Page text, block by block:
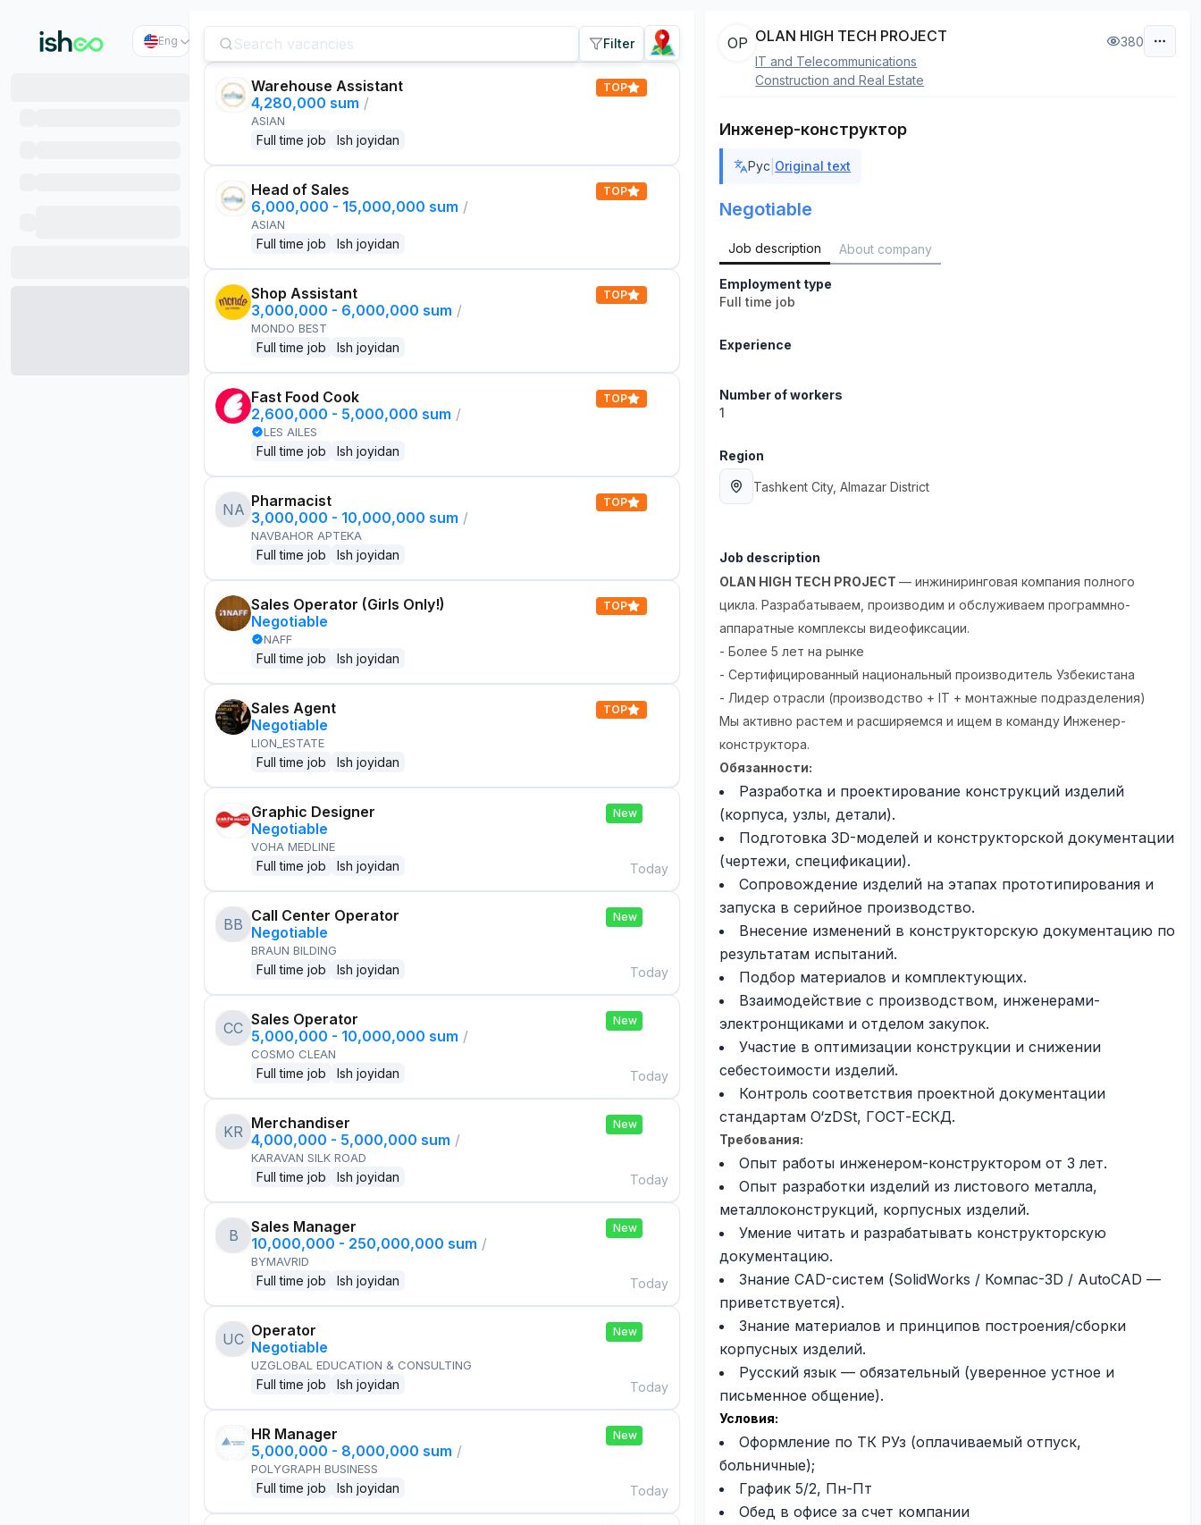
Eng Filter
Warehouse Assistant
4,280,000 sum /
ASIAN
Full time job Ish joyidan
TOP
Head of Sales
6,000,000 - 15,000,000 sum /
ASIAN
Full time job Ish joyidan
TOP
Shop Assistant
3,000,000 - 6,000,000 sum /
MONDO BEST
Full time job Ish joyidan
TOP
Fast Food Cook
2,600,000 - 5,000,000 sum /
LES AILES
Full time job Ish joyidan
TOP
NA Pharmacist
3,000,000 - 10,000,000 sum /
NAVBAHOR APTEKA
Full time job Ish joyidan
TOP
Sales Operator (Girls Only!)
Negotiable
NAFF
Full time job Ish joyidan
TOP
Sales Agent
Negotiable
LION_ESTATE
Full time job Ish joyidan
TOP
Graphic Designer
Negotiable
VOHA MEDLINE
Full time job Ish joyidan
New
Today
BB Call Center Operator
Negotiable
BRAUN BILDING
Full time job Ish joyidan
New
Today
CC Sales Operator
5,000,000 - 10,000,000 sum /
COSMO CLEAN
Full time job Ish joyidan
New
Today
KR Merchandiser
4,000,000 - 5,000,000 sum /
KARAVAN SILK ROAD
Full time job Ish joyidan
New
Today
B
Sales Manager
10,000,000 - 250,000,000 sum /
BYMAVRID
Full time job Ish joyidan
New
Today
UC Operator
Negotiable
UZGLOBAL EDUCATION & CONSULTING
Full time job Ish joyidan
New
Today
HR Manager
5,000,000 - 8,000,000 sum /
POLYGRAPH BUSINESS
Full time job Ish joyidan
New
Today
OP OLAN HIGH TECH PROJECT
IT and Telecommunications
Construction and Real Estate
380
Инженер-конструктор
Рус Original text
Negotiable
Job description About company
Employment type
Full time job
Experience
Number of workers
1
Region
Tashkent City, Almazar District
Job description
OLAN HIGH TECH PROJECT— инжиниринговая компания полного
цикла. Разрабатываем, производим и обслуживаем программно-
аппаратные комплексы видеофиксации.
- Более 5 лет на рынке
- Сертифицированный национальный производитель Узбекистана
- Лидер отрасли (производство + IT + монтажные подразделения)
Мы активно растем и расширяемся и ищем в команду Инженер-
конструктора.
Обязанности:
Разработка и проектирование конструкций изделий
(корпуса, узлы, детали).
Подготовка 3D-моделей и конструкторской документации
(чертежи, спецификации).
Сопровождение изделий на этапах прототипирования и
запуска в серийное производство.
Внесение изменений в конструкторскую документацию по
результатам испытаний.
Подбор материалов и комплектующих.
Взаимодействие с производством, инженерами-
электронщиками и отделом закупок.
Участие в оптимизации конструкции и снижении
себестоимости изделий.
Контроль соответствия проектной документации
стандартам O‘zDSt, ГОСТ-ЕСКД.
Требования:
Опыт работы инженером-конструктором от 3 лет.
Опыт разработки изделий из листового металла,
металлоконструкций, корпусных изделий.
Умение читать и разрабатывать конструкторскую
документацию.
Знание CAD-систем (SolidWorks / Компас-3D / AutoCAD —
приветствуется).
Знание материалов и принципов построения/сборки
корпусных изделий.
Русский язык — обязательный (уверенное устное и
письменное общение).
Условия:
Оформление по ТК РУз (оплачиваемый отпуск,
больничные);
График 5/2, Пн-Пт
Обед в офисе за счет компании